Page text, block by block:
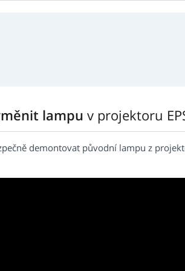
lampu v projektoru
demontovat původní lampu z